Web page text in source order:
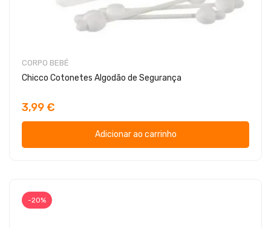
CORPO BEBÉ
Chicco Cotonetes Algodão de Segurança
3,99 €
Adicionar ao carrinho
-20%